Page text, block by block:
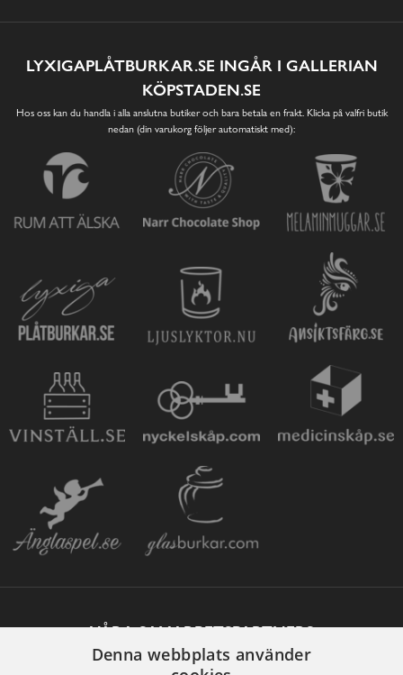
LYXIGAPLÅTBURKAR.SE INGÅR I GALLERIAN
KÖPSTADEN.SE
Hos oss kan du handla i alla anslutna butiker och bara betala en frakt. Klicka på valfri butik
nedan (din varukorg följer automatiskt med):
VÅRA SAMARBETSPARTNERS
Denna webbplats använder